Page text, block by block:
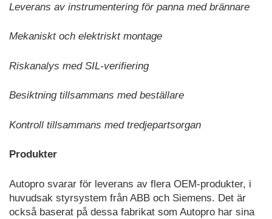
Leverans av instrumentering för panna med brännare
Mekaniskt och elektriskt montage
Riskanalys med SIL-verifiering
Besiktning tillsammans med beställare
Kontroll tillsammans med tredjepartsorgan
Produkter
Autopro svarar för leverans av flera OEM-produkter, i
huvudsak styrsystem från ABB och Siemens. Det är
också baserat på dessa fabrikat som Autopro har sina